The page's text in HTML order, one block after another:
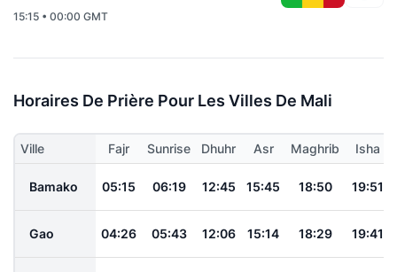
15:15 • 00:00 GMT
Horaires De Prière Pour Les Villes De Mali
Ville Fajr Sunrise Dhuhr Asr Maghrib Isha
Bamako 05:15 06:19 12:45 15:45 18:50 19:51
Gao 04:26 05:43 12:06 15:14 18:29 19:41